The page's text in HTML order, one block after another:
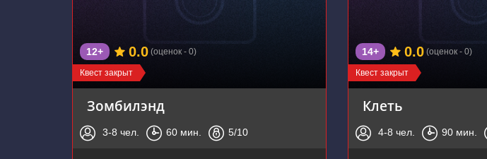
Квест закрыт
12+ 0.0 (оценок - 0)
Зомбилэнд
3-8 чел. 60 мин. 5/10
Квест закрыт
14+ 0.0 (оценок - 0)
Клеть
4-8 чел. 90 мин.